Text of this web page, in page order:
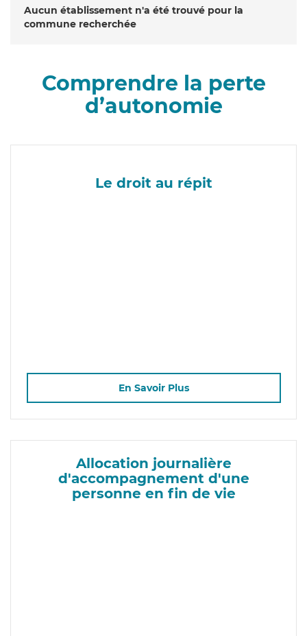
Aucun établissement n'a été trouvé pour la
commune recherchée
Comprendre la perte
d’autonomie
Le droit au répit
En Savoir Plus
Allocation journalière
d'accompagnement d'une
personne en fin de vie